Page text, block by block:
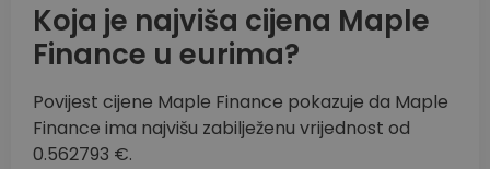
Koja je najviša cijena Maple
Finance u eurima?
Povijest cijene Maple Finance pokazuje da Maple
Finance ima najvišu zabilježenu vrijednost od
0.562793 €.